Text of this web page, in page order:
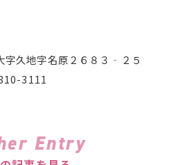
字久地字名原２６８３‐２５
3111
Entry